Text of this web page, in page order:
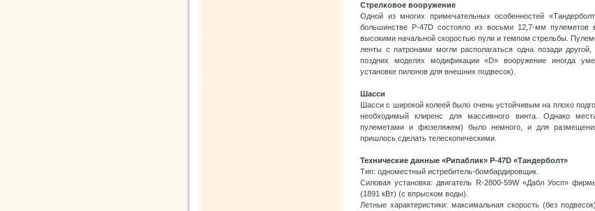
Стрелковое вооружение
Одной из многих примечательных особенностей
большинстве P-47D состояло из восьми 12,7-мм
высокими начальной скоростью пули и темпом стрельбы.
ленты с патронами могли располагаться одна позади
поздних моделях модификации «D» вооружение иногда
установке пилонов для внешних подвесок).
Шасси
Шасси с широкой колеей было очень устойчивым на плохо
необходимый клиренс для массивного винта. Однако
пулеметами и фюзеляжем) было немного, и для
пришлось сделать телескопическими.
Технические данные «Рипаблик» P-47D «Тандерболт»
Тип: одноместный истребитель-бомбардировщик.
Силовая установка: двигатель R-2800-59W «Дабл Уосп»
(1891 кВт) (с впрыском воды).
Летные характеристики: максимальная скорость (без